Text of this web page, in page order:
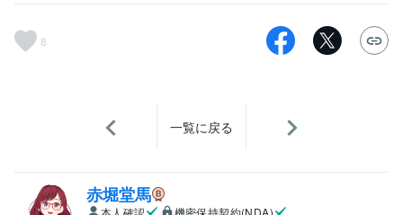
8
一覧に戻る
赤堀堂馬
本人確認
機密保持契約(NDA)